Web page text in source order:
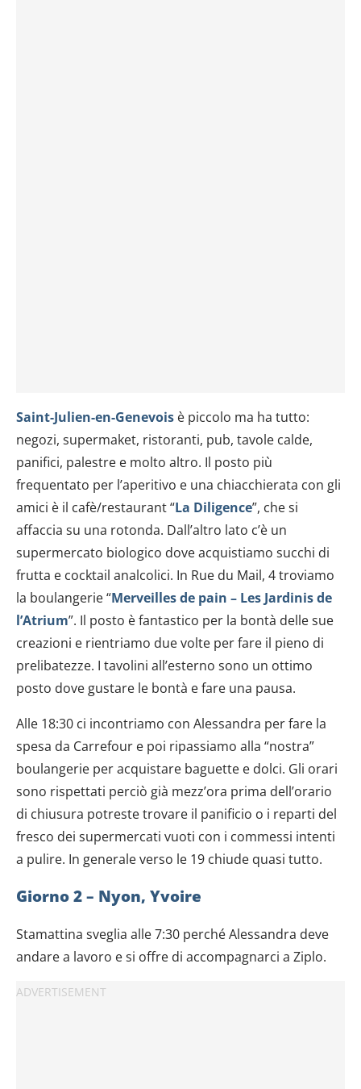
Saint-Julien-en-Genevois è piccolo ma ha tutto:
negozi, supermaket, ristoranti, pub, tavole calde,
panifici, palestre e molto altro. Il posto più
frequentato per l’aperitivo e una chiacchierata con gli
amici è il cafè/restaurant “La Diligence”, che si
affaccia su una rotonda. Dall’altro lato c’è un
supermercato biologico dove acquistiamo succhi di
frutta e cocktail analcolici. In Rue du Mail, 4 troviamo
la boulangerie “Merveilles de pain – Les Jardinis de
l’Atrium”. Il posto è fantastico per la bontà delle sue
creazioni e rientriamo due volte per fare il pieno di
prelibatezze. I tavolini all’esterno sono un ottimo
posto dove gustare le bontà e fare una pausa.
Alle 18:30 ci incontriamo con Alessandra per fare la
spesa da Carrefour e poi ripassiamo alla “nostra”
boulangerie per acquistare baguette e dolci. Gli orari
sono rispettati perciò già mezz’ora prima dell’orario
di chiusura potreste trovare il panificio o i reparti del
fresco dei supermercati vuoti con i commessi intenti
a pulire. In generale verso le 19 chiude quasi tutto.
Giorno 2 – Nyon, Yvoire
Stamattina sveglia alle 7:30 perché Alessandra deve
andare a lavoro e si offre di accompagnarci a Ziplo.